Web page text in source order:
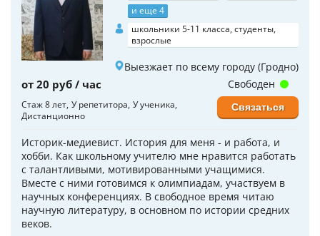
и еще 4
школьники 5-11 класса, студенты,
взрослые
Выезжает по всему городу (Гродно)
от 20 руб / час
Стаж 8 лет У репетитора У ученика
Дистанционно
Историк-медиевист. История для меня - и работа, и
хобби. Как школьному учителю мне нравится работать
с талантливыми, мотивированными учащимися.
Вместе с ними готовимся к олимпиадам, участвуем в
научных конференциях. В свободное время читаю
научную литературу, в основном по истории средних
веков.
Свободен
Связаться